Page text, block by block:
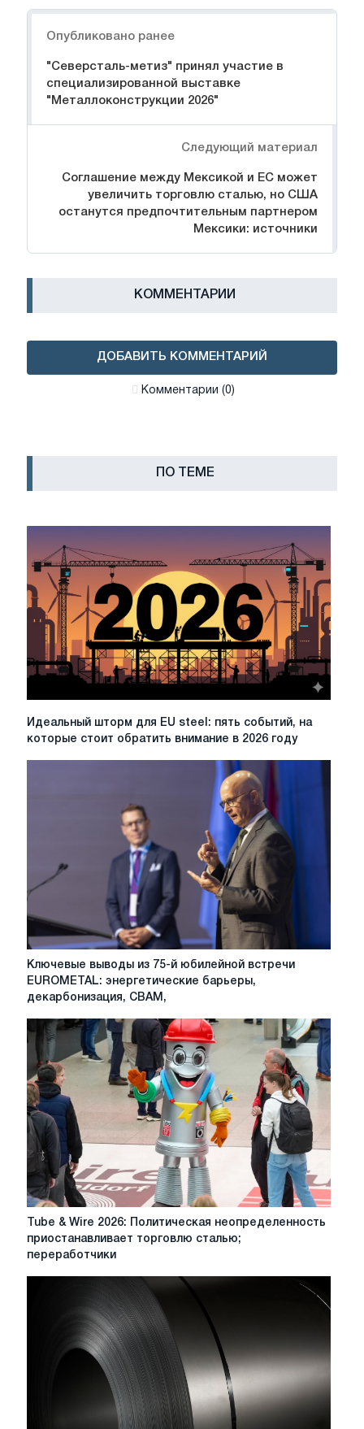
Опубликовано ранее
"Северсталь-метиз" принял участие в
специализированной выставке
"Металлоконструкции 2026"
Следующий материал
Соглашение между Мексикой и ЕС может
увеличить торговлю сталью, но США
останутся предпочтительным партнером
Мексики: источники
КОММЕНТАРИИ
ДОБАВИТЬ КОММЕНТАРИЙ
Комментарии (0)
ПО ТЕМЕ
Идеальный
стоит
обратить
внимание
в
2026
Идеальный шторм для EU steel: пять событий, на
которые стоит обратить внимание в 2026 году
Ключевые
выводы
юбилейной
встречи
EUROMETAL:
энергетические
барьеры,
декарбонизация,
CBAM,
защита
торговли
Ключевые выводы из 75-й юбилейной встречи
EUROMETAL: энергетические барьеры,
декарбонизация, CBAM,
Tube
неопределенность
приостанавливает
торговлю
сталью;
переработчики
Tube & Wire 2026: Политическая неопределенность
приостанавливает торговлю сталью;
переработчики